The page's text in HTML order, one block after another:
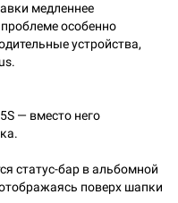
медленнее
особенно
устройства,
— вместо него
статус-бар в альбомной
поверх шапки